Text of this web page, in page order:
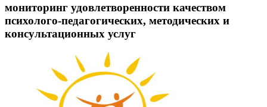
мониторинг удовлетворенности качеством
психолого-педагогических, методических и
консультационных услуг